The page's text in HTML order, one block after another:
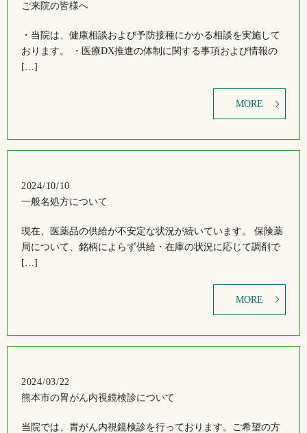
ご来院の皆様へ
・当院は、健康相談および予防接種にかかる相談を実施して
おります。 ・医療DX推進の体制に関する事項および情報の
[…]
MORE
2024/10/10
一般名処方について
現在、医薬品の供給が不安定な状況が続いています。 保険薬
局について、銘柄によらず供給・在庫の状況に応じて調剤で
[…]
MORE
2024/03/22
熊本市の胃がん内視鏡検診について
当院では、胃がん内視鏡検診を行っております。ご希望の方